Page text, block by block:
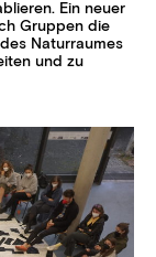
Ein neuer
Gruppen die
Naturraumes
und zu